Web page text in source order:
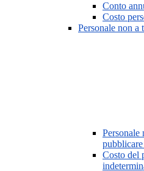
Conto
Costo
Personale non a
Personale
Costo del